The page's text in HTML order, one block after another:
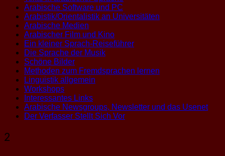
Arabische Software und PC
Arabistik/Orientalistik an Universitäten
Arabische Medien
Arabischer Film und Kino
Ein kleiner Sprach-Reiseführer
Die Sprache der Musik
Schöne Bilder
Methoden zum Fremdsprachen lernen
Linguistik allgemein
Workshops
Interessantes Links
Arabische Newsgroups, Newsletter und das Usenet
Der Verfasser Stellt Sich Vor
2